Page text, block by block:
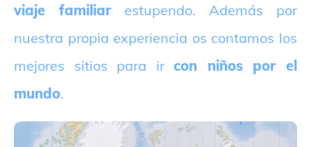
viaje familiarestupendo. Además por
nuestra propia experiencia os contamos los
mejores sitios para ircon niños por el
mundo.